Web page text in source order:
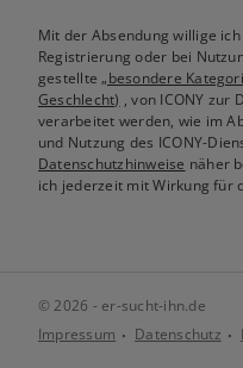
Mit der Absendung willige
Registrierung oder bei
gestellte„besondere
Geschlecht) , von ICONY zur
verarbeitet werden, wie im
und Nutzung des ICONY-
Datenschutzhinweise näher
ich jederzeit mit Wirkung für
© 2026 - er-sucht-ihn.de
Impressum
Datenschutz